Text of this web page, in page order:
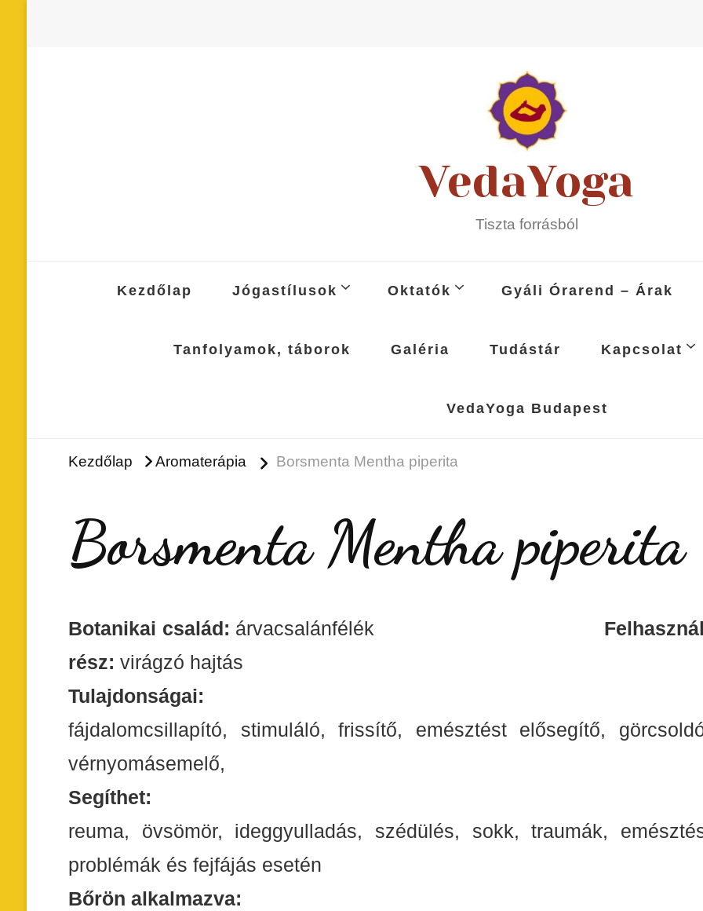
VedaYoga
Tiszta forrásból
Kezdőlap Jógastílusok Oktatók Gyáli Órarend – Árak
Tanfolyamok, táborok Galéria Tudástár Kapcsolat
VedaYoga Budapest
Kezdőlap Aromaterápia Borsmenta Mentha piperita
Borsmenta Mentha piperita
Botanikai család: árvacsalánfélék
rész: virágzó hajtás
Tulajdonságai:
fájdalomcsillapító, stimuláló, frissítő, emésztést elősegítő,
vérnyomásemelő,
Segíthet:
reuma, övsömör, ideggyulladás, szédülés, sokk, traumák,
problémák és fejfájás esetén
Bőrön alkalmazva: